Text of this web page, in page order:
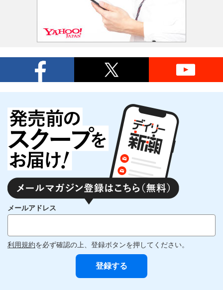
メールアドレス
利用規約を必ず確認の上、登録ボタンを押してください。